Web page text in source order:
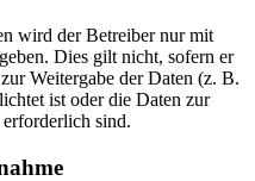
wird der Betreiber nur mit
Dies gilt nicht, sofern er
Weitergabe der Daten (z. B.
ist oder die Daten zur
sind.